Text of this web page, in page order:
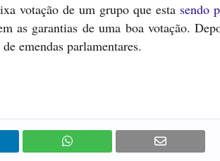
votação de um grupo que esta sendo
as garantias de uma boa votação.
emendas parlamentares.